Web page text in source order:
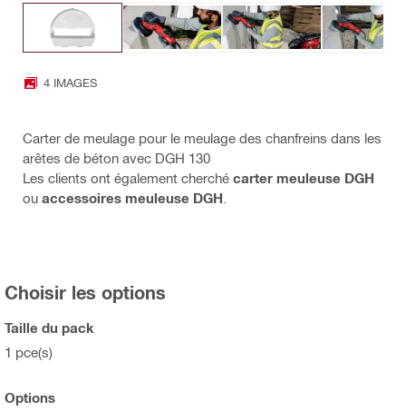
4 IMAGES
Carter de meulage pour le meulage des chanfreins dans les
arêtes de béton avec DGH 130
Les clients ont également cherché carter meuleuse DGH
ou accessoires meuleuse DGH
Choisir les options
Taille du pack
1 pce(s)
Options